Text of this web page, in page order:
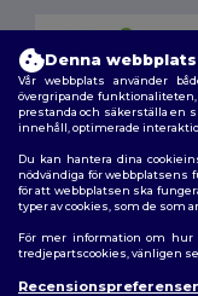
2026.
Allmänna Villkor|
Följ oss
Denna
Vår webbplats använder
övergripande
prestanda och säkerställa en
innehåll, optimerade
Du kan hantera dina
nödvändiga för webbplatsens
för att webbplatsen ska
typer av cookies, som de som
För mer information om hur
tredjepartscookies, vänligen
Recensionspreferenser